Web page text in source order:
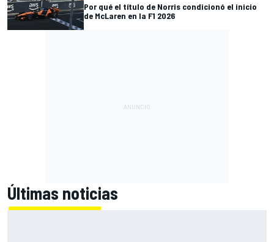
Por qué el título de Norris condicionó el inicio
de McLaren en la F1 2026
Últimas noticias